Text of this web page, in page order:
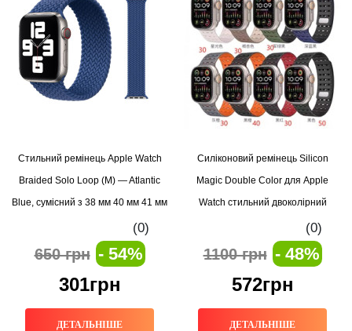
Стильний ремінець Apple Watch
Braided Solo Loop (M) — Atlantic
Blue, сумісний з 38 мм 40 мм 41 мм
(0)
650 грн - 54%
301грн
ДЕТАЛЬНІШЕ
Силіконовий ремінець Silicon
Magic Double Color для Apple
Watch стильний двоколірний
(0)
1100 грн - 48%
572грн
ДЕТАЛЬНІШЕ